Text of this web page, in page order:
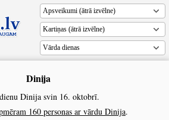
Vārda dienas
Dinija
Dinija svin 16. oktobrī.
160 personas ar vārdu Dinija.